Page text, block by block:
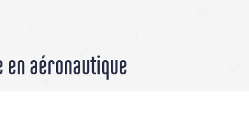
en aéronautique